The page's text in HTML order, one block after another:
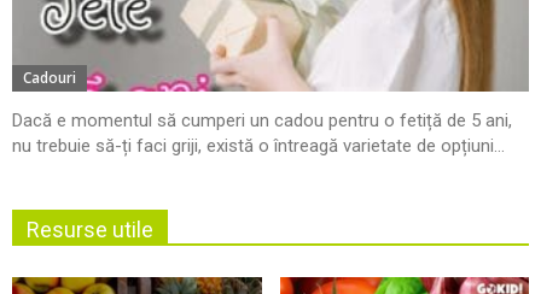
Cadouri
Dacă e momentul să cumperi un cadou pentru o fetiță de 5 ani,
nu trebuie să-ți faci griji, există o întreagă varietate de opțiuni...
Resurse utile